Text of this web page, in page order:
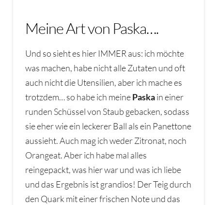
Meine Art von Paska….
Und so sieht es hier IMMER aus: ich möchte
was machen, habe nicht alle Zutaten und oft
auch nicht die Utensilien, aber ich mache es
trotzdem… so habe ich meinePaskain einer
runden Schüssel von Staub gebacken, sodass
sie eher wie ein leckerer Ball als ein Panettone
aussieht. Auch mag ich weder Zitronat, noch
Orangeat. Aber ich habe mal alles
reingepackt, was hier war und was ich liebe
und das Ergebnis ist grandios! Der Teig durch
den Quark mit einer frischen Note und das